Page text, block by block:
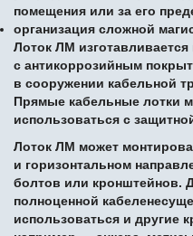
помещения или за его
организация сложной
Лоток ЛМ изготавливается
с антикоррозийным
в сооружении кабельной
Прямые кабельные лотки
использоваться с
Лоток ЛМ может
и горизонтальном
болтов или кронштейнов.
полноценной
использоваться и другие